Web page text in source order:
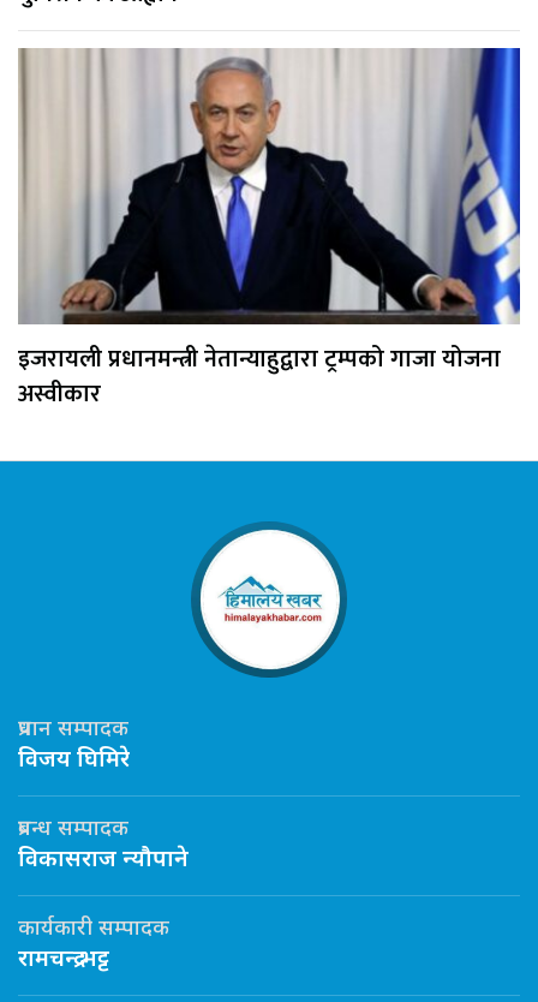
इजरायली प्रधानमन्त्री नेतान्याहुद्वारा ट्रम्पको गाजा योजना
अस्वीकार
प्रधान सम्पादक
विजय घिमिरे
प्रबन्ध सम्पादक
विकासराज न्यौपाने
कार्यकारी सम्पादक
रामचन्द्र भट्ट